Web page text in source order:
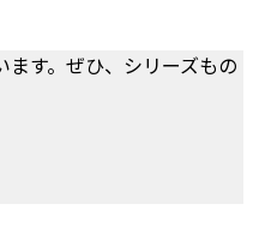
す。ぜひ、シリーズもの